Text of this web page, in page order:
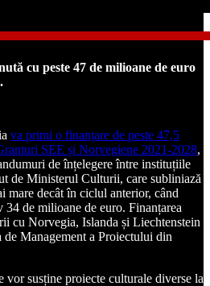
cu peste 47 de milioane de euro
va primi o finanțare de peste 47,5
SEE și Norvegiene 2021-2028,
de înțelegere între instituțiile
de Ministerul Culturii, care subliniază
mare decât în ciclul anterior, când
de milioane de euro. Finanțarea
cu Norvegia, Islanda și Liechtenstein
de Management a Proiectului din
susține proiecte culturale diverse la